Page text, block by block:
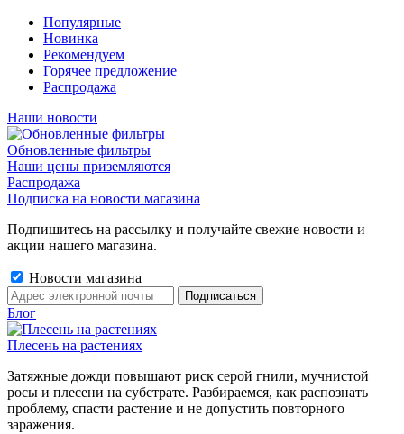
Популярные
Новинка
Рекомендуем
Горячее предложение
Распродажа
Наши новости
Обновленные фильтры
Наши цены приземляются
Распродажа
Подписка на новости магазина
Подпишитесь на рассылку и получайте свежие новости и
акции нашего магазина.
Новости магазина
Блог
Плесень на растениях
Затяжные дожди повышают риск серой гнили, мучнистой
росы и плесени на субстрате. Разбираемся, как распознать
проблему, спасти растение и не допустить повторного
заражения.